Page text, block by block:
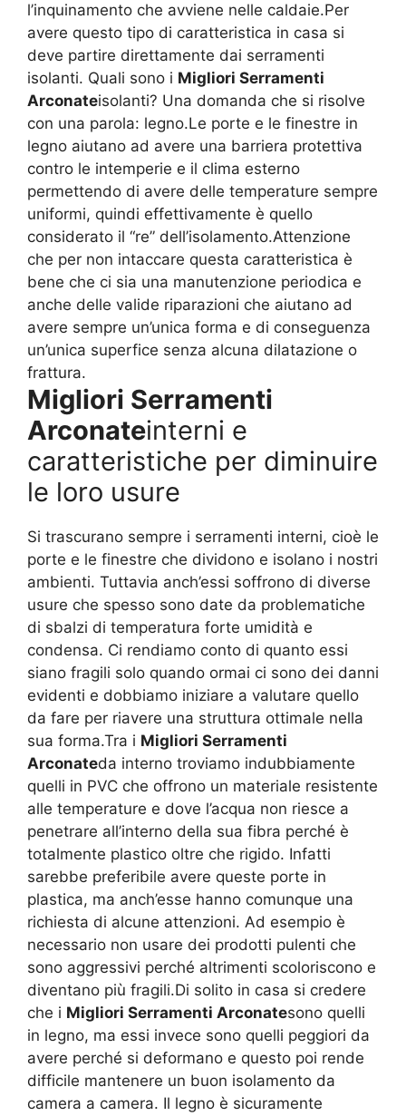
l’inquinamento che avviene nelle caldaie.Per
avere questo tipo di caratteristica in casa si
deve partire direttamente dai serramenti
isolanti. Quali sono i Migliori Serramenti
Arconateisolanti? Una domanda che si risolve
con una parola: legno.Le porte e le finestre in
legno aiutano ad avere una barriera protettiva
contro le intemperie e il clima esterno
permettendo di avere delle temperature sempre
uniformi, quindi effettivamente è quello
considerato il “re” dell’isolamento.Attenzione
che per non intaccare questa caratteristica è
bene che ci sia una manutenzione periodica e
anche delle valide riparazioni che aiutano ad
avere sempre un’unica forma e di conseguenza
un’unica superfice senza alcuna dilatazione o
frattura.
Migliori Serramenti
Arconateinterni e
caratteristiche per diminuire
le loro usure
Si trascurano sempre i serramenti interni, cioè le
porte e le finestre che dividono e isolano i nostri
ambienti. Tuttavia anch’essi soffrono di diverse
usure che spesso sono date da problematiche
di sbalzi di temperatura forte umidità e
condensa. Ci rendiamo conto di quanto essi
siano fragili solo quando ormai ci sono dei danni
evidenti e dobbiamo iniziare a valutare quello
da fare per riavere una struttura ottimale nella
sua forma.Tra i Migliori Serramenti
Arconateda interno troviamo indubbiamente
quelli in PVC che offrono un materiale resistente
alle temperature e dove l’acqua non riesce a
penetrare all’interno della sua fibra perché è
totalmente plastico oltre che rigido. Infatti
sarebbe preferibile avere queste porte in
plastica, ma anch’esse hanno comunque una
richiesta di alcune attenzioni. Ad esempio è
necessario non usare dei prodotti pulenti che
sono aggressivi perché altrimenti scoloriscono e
diventano più fragili.Di solito in casa si credere
che i Migliori Serramenti Arconatesono quelli
in legno, ma essi invece sono quelli peggiori da
avere perché si deformano e questo poi rende
difficile mantenere un buon isolamento da
camera a camera. Il legno è sicuramente